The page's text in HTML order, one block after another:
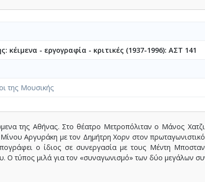
- εργογραφία - κριτικές (1937-1996): ΑΣΤ 141
της Μουσικής
της Αθήνας. Στο θέατρο Μετροπόλιταν ο Μάνος
Αργυράκη με τον Δημήτρη Χορν στον
ο ίδιος σε συνεργασία με τους Μέντη
τύπος μιλά για τον «συναγωνισμό» των δύο μεγάλων